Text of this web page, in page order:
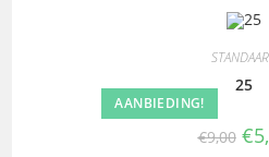
AANBIEDING!
25
€9,00 €